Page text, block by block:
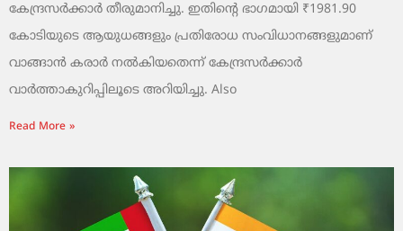
കേന്ദ്രസർക്കാർ തീരുമാനിച്ചു. ഇതിന്റെ ഭാഗമായി ₹1981.90
കോടിയുടെ ആയുധങ്ങളും പ്രതിരോധ സംവിധാനങ്ങളുമാണ്
വാങ്ങാൻ കരാർ നൽകിയതെന്ന് കേന്ദ്രസർക്കാർ
വാർത്താകുറിപ്പിലൂടെ അറിയിച്ചു. Also
Read More »